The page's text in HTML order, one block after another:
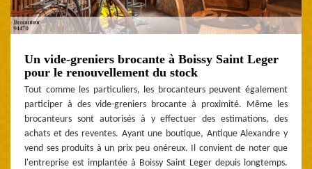
Un vide-greniers brocante à Boissy Saint Leger
pour le renouvellement du stock
Tout comme les particuliers, les brocanteurs peuvent également
participer à des vide-greniers brocante à proximité. Même les
brocanteurs sont autorisés à y effectuer des estimations, des
achats et des reventes. Ayant une boutique, Antique Alexandre y
vend ses produits à un prix peu onéreux. Il convient de noter que
l'entreprise est implantée à Boissy Saint Leger depuis longtemps.